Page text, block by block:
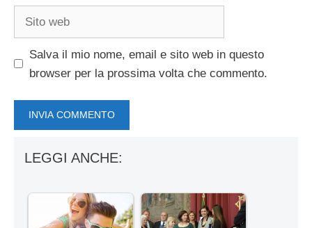
Salva il mio nome, email e sito web in questo
browser per la prossima volta che commento.
LEGGI ANCHE: